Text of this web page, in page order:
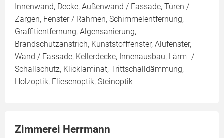
Innenwand, Decke, Außenwand / Fassade, Türen /
Zargen, Fenster / Rahmen, Schimmelentfernung,
Graffitientfernung, Algensanierung,
Brandschutzanstrich, Kunststofffenster, Alufenster,
Wand / Fassade, Kellerdecke, Innenausbau, Lärm- /
Schallschutz, Klicklaminat, Trittschalldämmung,
Holzoptik, Fliesenoptik, Steinoptik
Zimmerei Herrmann